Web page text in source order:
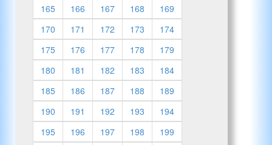
165
166 167 168
169
170
171 172 173
174
175
176 177 178
179
180
181 182 183
184
185
186 187 188
189
190
191 192 193
194
195
196 197 198
199